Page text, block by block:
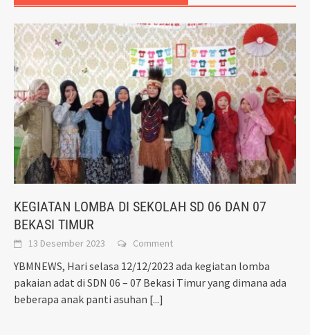
KEGIATAN LOMBA DI SEKOLAH SD 06 DAN 07
BEKASI TIMUR
13 Desember 2023 Comment
YBMNEWS, Hari selasa 12/12/2023 ada kegiatan lomba
pakaian adat di SDN 06 – 07 Bekasi Timur yang dimana ada
beberapa anak panti asuhan [...]